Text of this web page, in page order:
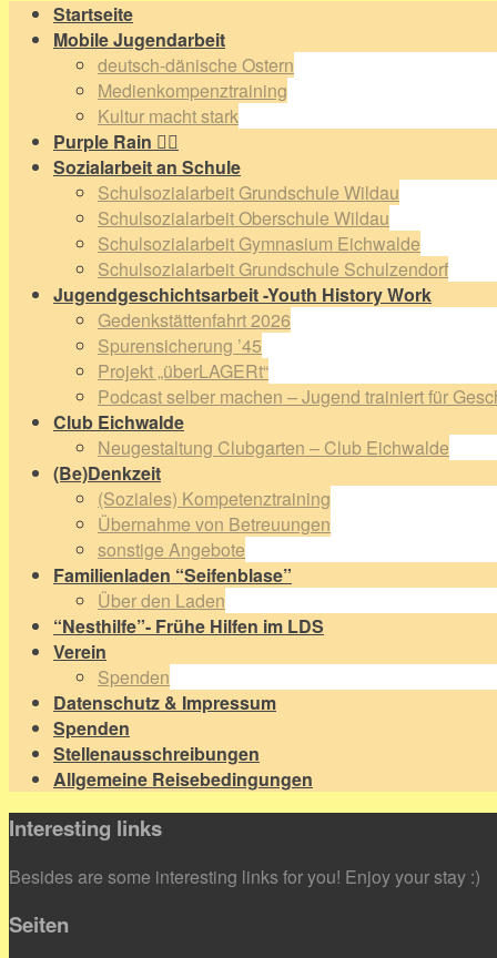
Startseite
Mobile Jugendarbeit
deutsch-dänische Ostern
Medienkompenztraining
Kultur macht stark
Purple Rain 🏳️‍🌈
Sozialarbeit an Schule
Schulsozialarbeit Grundschule Wildau
Schulsozialarbeit Oberschule Wildau
Schulsozialarbeit Gymnasium Eichwalde
Schulsozialarbeit Grundschule Schulzendorf
Jugendgeschichtsarbeit -Youth History Work
Gedenkstättenfahrt 2026
Spurensicherung ’45
Projekt „überLAGERt“
Podcast selber machen – Jugend trainiert für
Club Eichwalde
Neugestaltung Clubgarten – Club Eichwalde
(Be)Denkzeit
(Soziales) Kompetenztraining
Übernahme von Betreuungen
sonstige Angebote
Familienladen “Seifenblase”
Über den Laden
“Nesthilfe”- Frühe Hilfen im LDS
Verein
Spenden
Datenschutz & Impressum
Spenden
Stellenausschreibungen
Allgemeine Reisebedingungen
Interesting links
Besides are some interesting links for you! Enjoy your stay :)
Seiten